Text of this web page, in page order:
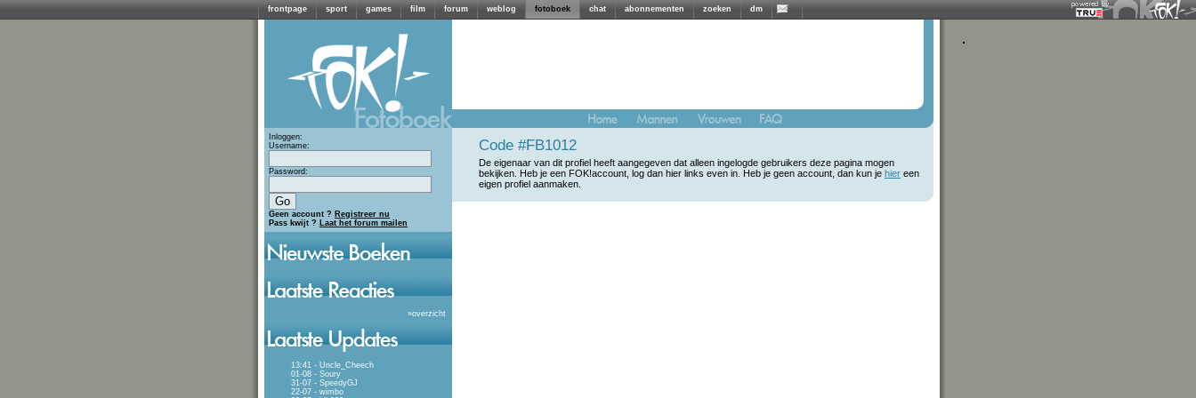
frontpage sport games film forum weblog fotoboek chat abonnementen zoeken dm
Inloggen:
Username:
Password:
Geen account ? Registreer nu
Pass kwijt ? Laat het forum mailen
»overzicht
13:41 - Uncle_Cheech
01-08 - Soury
31-07 - SpeedyGJ
22-07 - wimbo
Code #FB1012
De eigenaar van dit profiel heeft aangegeven dat alleen ingelogde gebruikers deze pagina mogen
bekijken. Heb je een FOK!account, log dan hier links even in. Heb je geen account, dan kun je hier een
eigen profiel aanmaken.